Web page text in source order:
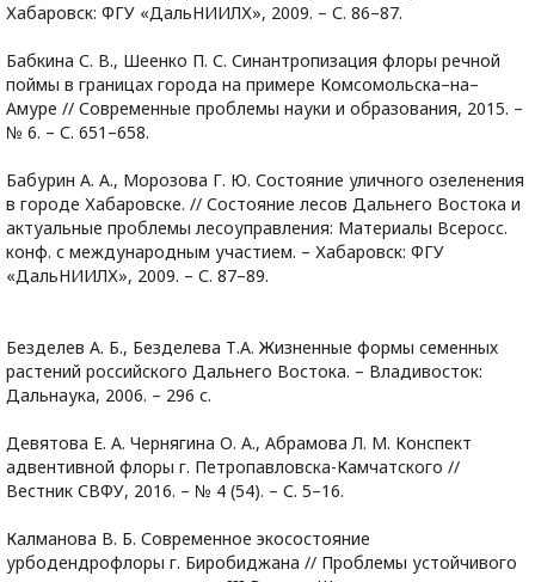
Хабаровск: ФГУ «ДальНИИЛХ», 2009. – С. 86–87.
Бабкина С. В., Шеенко П. С. Синантропизация флоры речной
поймы в границах города на примере Комсомольска–на–
Амуре // Современные проблемы науки и образования, 2015. –
№ 6. – С. 651–658.
Бабурин А. А., Морозова Г. Ю. Состояние уличного озеленения
в городе Хабаровске. // Состояние лесов Дальнего Востока и
актуальные проблемы лесоуправления: Материалы Всеросс.
конф. с международным участием. – Хабаровск: ФГУ
«ДальНИИЛХ», 2009. – С. 87–89.
Безделев А. Б., Безделева Т.А. Жизненные формы семенных
растений российского Дальнего Востока. – Владивосток:
Дальнаука, 2006. – 296 с.
Девятова Е. А. Чернягина О. А., Абрамова Л. М. Конспект
адвентивной флоры г. Петропавловска-Камчатского //
Вестник СВФУ, 2016. – № 4 (54). – С. 5–16.
Калманова В. Б. Современное экосостояние
урбодендрофлоры г. Биробиджана // Проблемы устойчивого